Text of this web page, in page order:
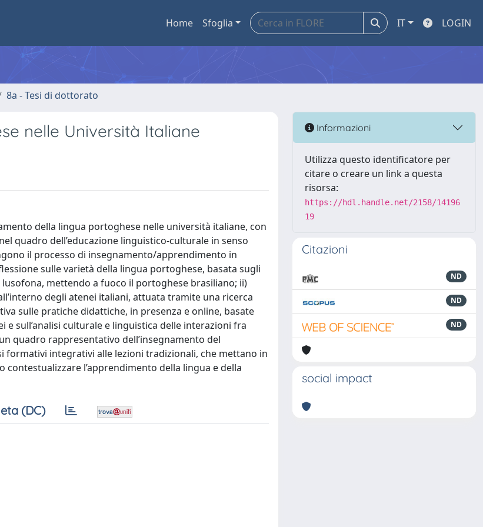
Home Sfoglia IT LOGIN
8a - Tesi di dottorato
nelle Università Italiane
della lingua portoghese nelle università italiane, con
quadro dell’educazione linguistico-culturale in senso
il processo di insegnamento/apprendimento in
sulle varietà della lingua portoghese, basata sugli
mettendo a fuoco il portoghese brasiliano; ii)
degli atenei italiani, attuata tramite una ricerca
sulle pratiche didattiche, in presenza e online, basate
sull’analisi culturale e linguistica delle interazioni fra
quadro rappresentativo dell’insegnamento del
integrativi alle lezioni tradizionali, che mettano in
l’apprendimento della lingua e della
(DC)
Informazioni
Utilizza questo identificatore per
citare o creare un link a questa
risorsa:
https://hdl.handle.net/2158/14196
19
Citazioni
ND
ND
ND
social impact